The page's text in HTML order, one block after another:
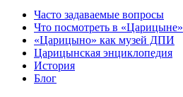
Часто задаваемые вопросы
Что посмотреть в «Царицыне»
«Царицыно» как музей ДПИ
Царицынская энциклопедия
История
Блог